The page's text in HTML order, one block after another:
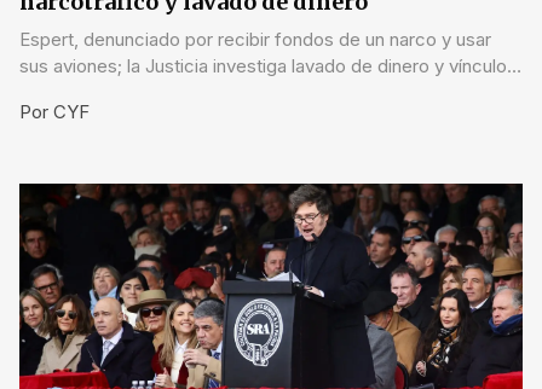
Espert, denunciado por recibir fondos de un narco y usar
sus aviones; la Justicia investiga lavado de dinero y vínculos
Por CYF